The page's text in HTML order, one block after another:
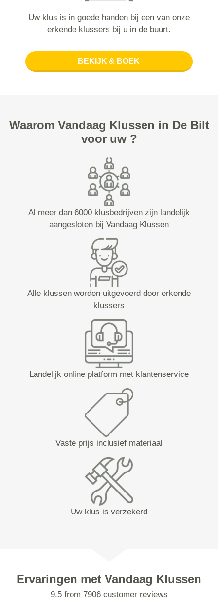
Uw klus is in goede handen bij een van onze
erkende klussers bij u in de buurt.
BEKIJK & BOEK
Waarom Vandaag Klussen in De Bilt
voor uw ?
Al meer dan 6000 klusbedrijven zijn landelijk
aangesloten bij Vandaag Klussen
Alle klussen worden uitgevoerd door erkende
klussers
Landelijk online platform met klantenservice
Vaste prijs inclusief materiaal
Uw klus is verzekerd
Ervaringen met Vandaag Klussen
9.5 from 7906 customer reviews